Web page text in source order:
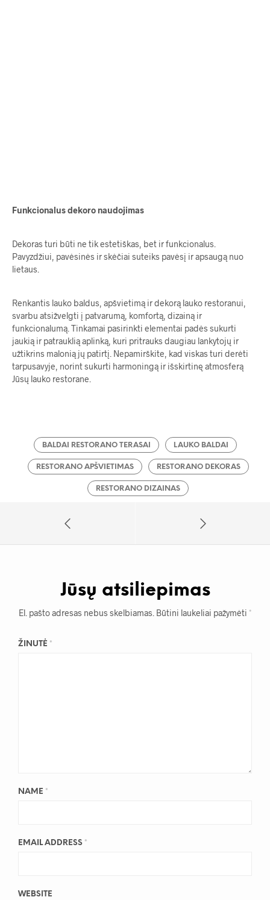
Funkcionalus dekoro naudojimas
Dekoras turi būti ne tik estetiškas, bet ir funkcionalus.
Pavyzdžiui, pavėsinės ir skėčiai suteiks pavėsį ir apsaugą nuo
lietaus.
Renkantis lauko baldus, apšvietimą ir dekorą lauko restoranui,
svarbu atsižvelgti į patvarumą, komfortą, dizainą ir
funkcionalumą. Tinkamai pasirinkti elementai padės sukurti
jaukią ir patrauklią aplinką, kuri pritrauks daugiau lankytojų ir
užtikrins malonią jų patirtį. Nepamirškite, kad viskas turi derėti
tarpusavyje, norint sukurti harmoningą ir išskirtinę atmosferą
Jūsų lauko restorane.
BALDAI RESTORANO TERASAI LAUKO BALDAI
RESTORANO APŠVIETIMAS RESTORANO DEKORAS
RESTORANO DIZAINAS
Jūsų atsiliepimas
El. pašto adresas nebus skelbiamas. Būtini laukeliai pažymėti *
ŽINUTĖ *
NAME *
EMAIL ADDRESS *
WEBSITE